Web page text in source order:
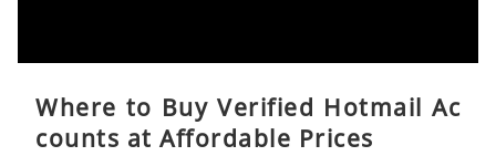
Where to Buy Verified Hotmail Ac
counts at Affordable Prices